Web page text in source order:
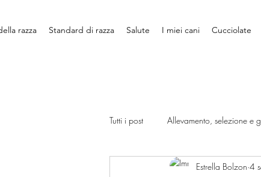
razza Standard di razza Salute I miei cani Cucciolate
Tutti i post Allevamento, selezione e
Viaggiare con il caneEstrella Bolzon 4